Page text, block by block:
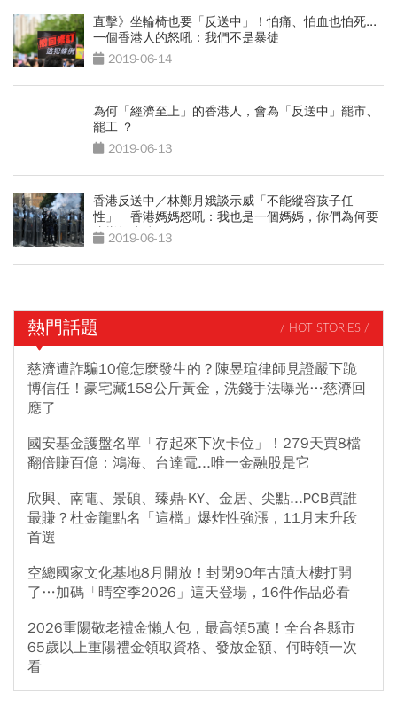
直擊》坐輪椅也要「反送中」！怕痛、怕血也怕死...
一個香港人的怒吼：我們不是暴徒
2019-06-14
為何「經濟至上」的香港人，會為「反送中」罷市、
罷工 ？
2019-06-13
香港反送中／林鄭月娥談示威「不能縱容孩子任
性」 香港媽媽怒吼：我也是一個媽媽，你們為何要
這樣打小孩？
2019-06-13
熱門話題 / HOT STORIES /
慈濟遭詐騙10億怎麼發生的？陳昱瑄律師見證嚴下跪
博信任！豪宅藏158公斤黃金，洗錢手法曝光…慈濟回
應了
國安基金護盤名單「存起來下次卡位」！279天買8檔
翻倍賺百億：鴻海、台達電...唯一金融股是它
欣興、南電、景碩、臻鼎-KY、金居、尖點...PCB買誰
最賺？杜金龍點名「這檔」爆炸性強漲，11月末升段
首選
空總國家文化基地8月開放！封閉90年古蹟大樓打開
了…加碼「晴空季2026」這天登場，16件作品必看
2026重陽敬老禮金懶人包，最高領5萬！全台各縣市
65歲以上重陽禮金領取資格、發放金額、何時領一次
看